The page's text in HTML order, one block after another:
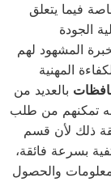
فيما يتعلق
المشهود لهم
المهنية
بالعديد من
أنه تمكنهم من طلب
ذلك لأن قسم
بسرعة فائقة،
والحصول